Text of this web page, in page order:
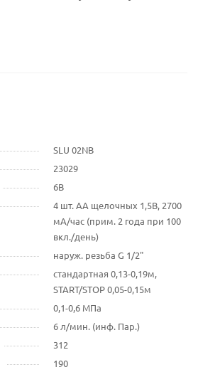
SLU 02NB
23029
6В
4 шт. AA щелочных 1,5В, 2700
мA/час (прим. 2 года при 100
вкл./день)
наруж. резьба G 1/2"
стандартная 0,13-0,19м,
START/STOP 0,05-0,15м
0,1-0,6 МПа
6 л/мин. (инф. Пар.)
312
190